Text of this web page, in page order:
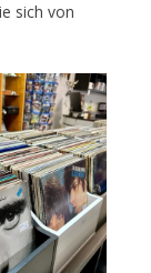
sich von